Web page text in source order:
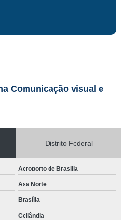
Comunicação visual e
Distrito Federal
Aeroporto de Brasilia
Asa Norte
Brasília
Ceilândia